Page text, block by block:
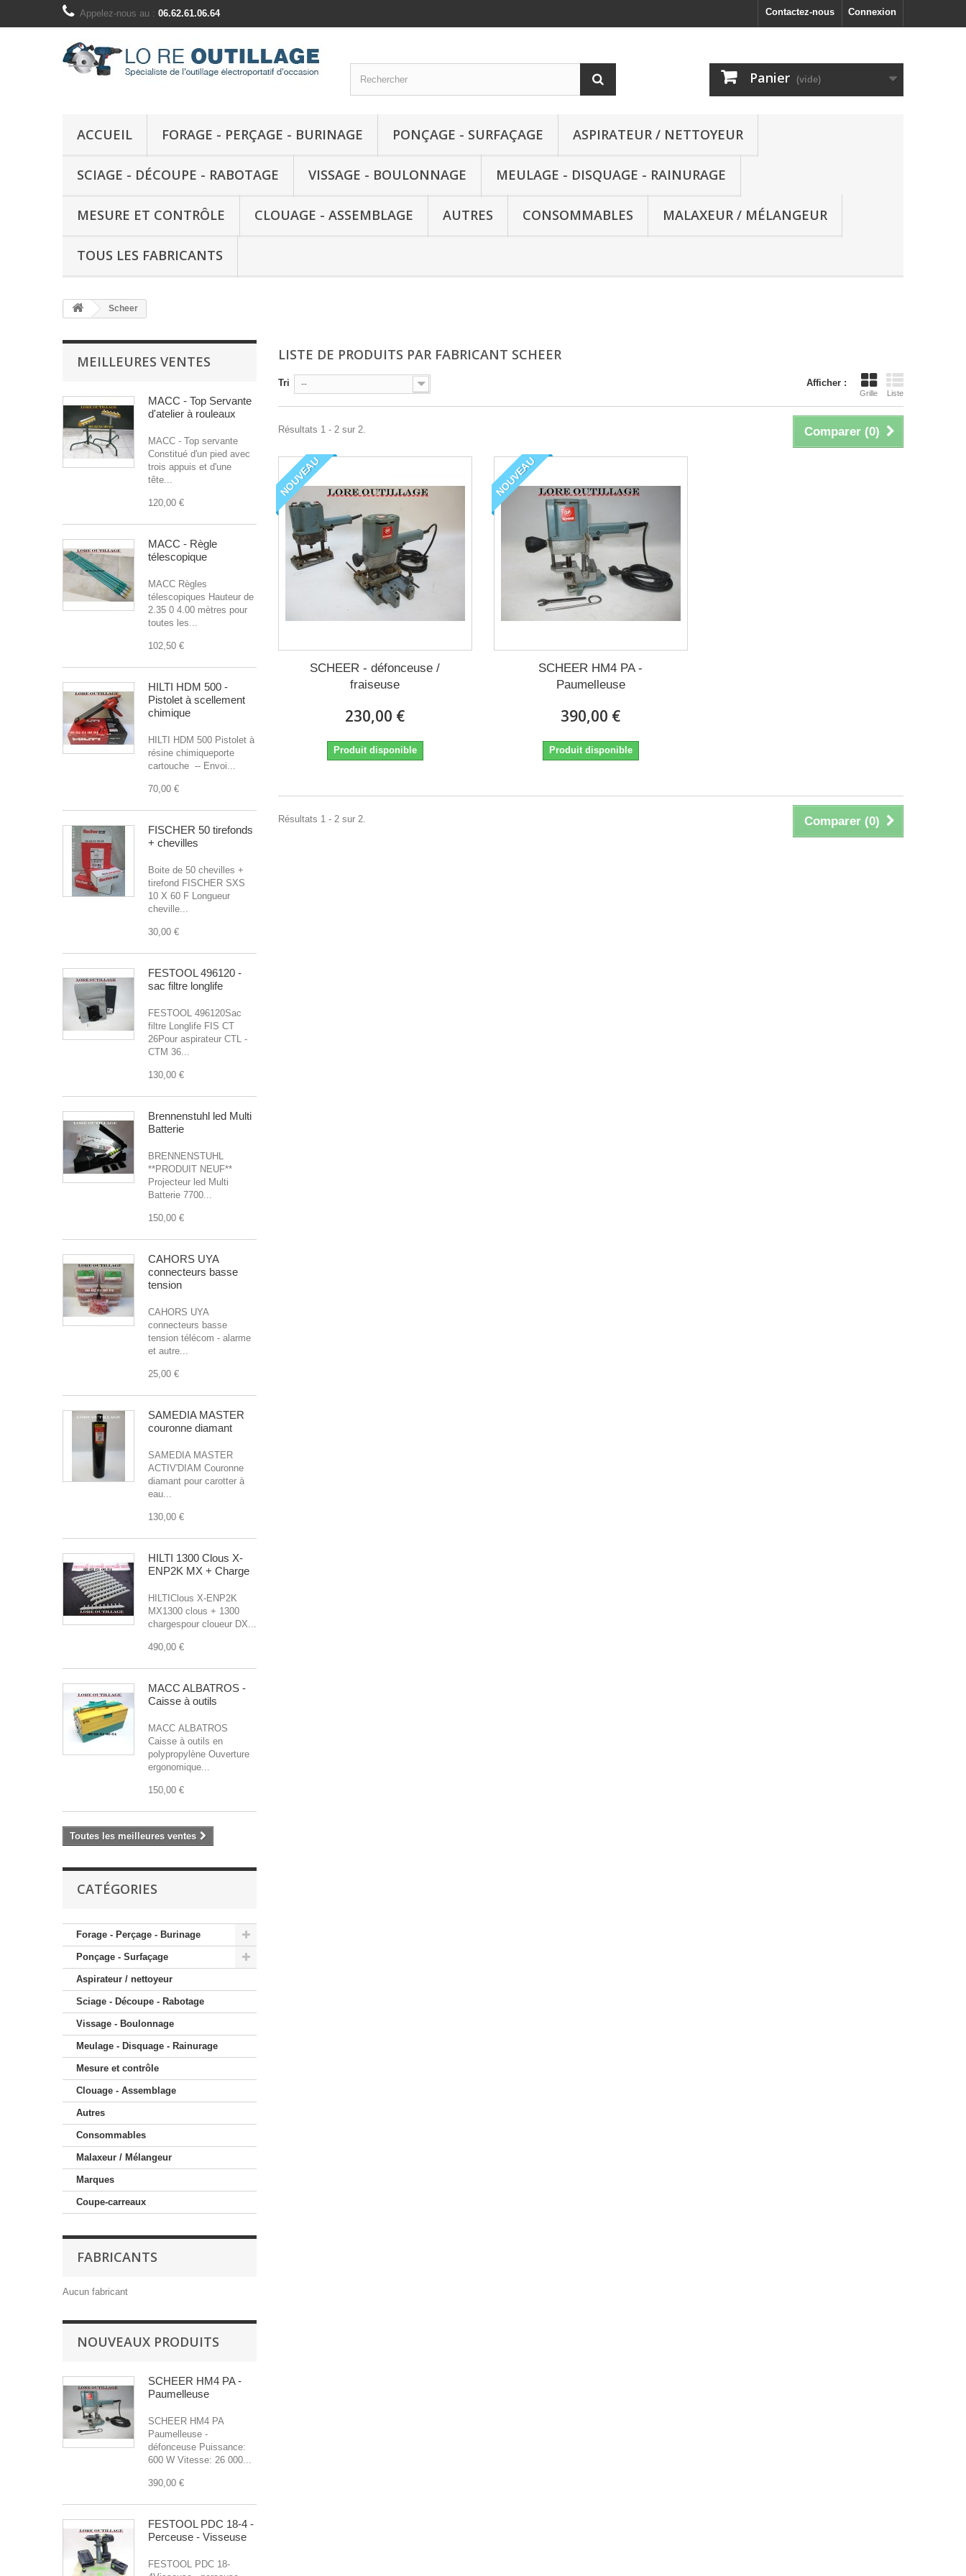
Connexion
Contactez-nous
Appelez-nous au : 06.62.61.06.64
Panier (vide)
ACCUEIL FORAGE - PERÇAGE - BURINAGE PONÇAGE - SURFAÇAGE ASPIRATEUR / NETTOYEUR
SCIAGE - DÉCOUPE - RABOTAGE VISSAGE - BOULONNAGE MEULAGE - DISQUAGE - RAINURAGE
MESURE ET CONTRÔLE CLOUAGE - ASSEMBLAGE AUTRES CONSOMMABLES MALAXEUR / MÉLANGEUR
TOUS LES FABRICANTS
Scheer
MEILLEURES VENTES
MACC - Top Servante
d'atelier à rouleaux
MACC - Top servante
Constitué d'un pied avec
trois appuis et d'une
tête...
120,00 €
MACC - Règle
télescopique
MACC Règles
télescopiques Hauteur de
2.35 0 4.00 mètres pour
toutes les...
102,50 €
HILTI HDM 500 -
Pistolet à scellement
chimique
HILTI HDM 500 Pistolet à
résine chimiqueporte
cartouche -- Envoi...
70,00 €
FISCHER 50 tirefonds
+ chevilles
Boite de 50 chevilles +
tirefond FISCHER SXS
10 X 60 F Longueur
cheville...
30,00 €
FESTOOL 496120 -
sac filtre longlife
FESTOOL 496120Sac
filtre Longlife FIS CT
26Pour aspirateur CTL -
CTM 36...
130,00 €
Brennenstuhl led Multi
Batterie
BRENNENSTUHL
**PRODUIT NEUF**
Projecteur led Multi
Batterie 7700...
150,00 €
CAHORS UYA
connecteurs basse
tension
CAHORS UYA
connecteurs basse
tension télécom - alarme
et autre...
25,00 €
SAMEDIA MASTER
couronne diamant
SAMEDIA MASTER
ACTIV'DIAM Couronne
diamant pour carotter à
eau...
130,00 €
HILTI 1300 Clous X-
ENP2K MX + Charge
HILTIClous X-ENP2K
MX1300 clous + 1300
chargespour cloueur DX...
490,00 €
MACC ALBATROS -
Caisse à outils
MACC ALBATROS
Caisse à outils en
polypropylène Ouverture
ergonomique...
150,00 €
Toutes les meilleures ventes
CATÉGORIES
Forage - Perçage - Burinage
Ponçage - Surfaçage
Aspirateur / nettoyeur
Sciage - Découpe - Rabotage
Vissage - Boulonnage
Meulage - Disquage - Rainurage
Mesure et contrôle
Clouage - Assemblage
Autres
Consommables
Malaxeur / Mélangeur
Marques
Coupe-carreaux
FABRICANTS
Aucun fabricant
NOUVEAUX PRODUITS
SCHEER HM4 PA -
Paumelleuse
SCHEER HM4 PA
Paumelleuse -
défonceuse Puissance:
600 W Vitesse: 26 000...
390,00 €
FESTOOL PDC 18-4 -
Perceuse - Visseuse
FESTOOL PDC 18-
LISTE DE PRODUITS PAR FABRICANT SCHEER
Afficher :
Grille Liste
Tri --
Comparer (0)
Résultats 1 - 2 sur 2.
NOUVEAU
SCHEER - défonceuse /
fraiseuse
230,00 €
Produit disponible
NOUVEAU
SCHEER HM4 PA -
Paumelleuse
390,00 €
Produit disponible
Comparer (0)
Résultats 1 - 2 sur 2.